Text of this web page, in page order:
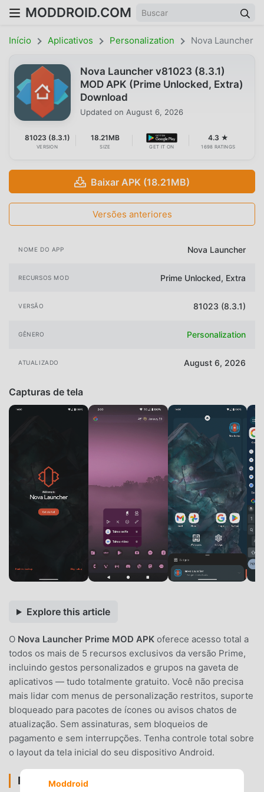
MODDROID.COM
Início Aplicativos Personalization Nova Launcher
Nova Launcher v81023 (8.3.1)
MOD APK (Prime Unlocked, Extra)
Download
Updated on August 6, 2026
81023 (8.3.1)
VERSION
18.21MB
SIZE GET IT ON
4.3 ★
1698 RATINGS
Baixar APK (18.21MB)
Versões anteriores
NOME DO APP Nova Launcher
RECURSOS MOD Prime Unlocked, Extra
VERSÃO 81023 (8.3.1)
GÊNERO Personalization
ATUALIZADO August 6, 2026
Capturas de tela
Explore this article
O Nova Launcher Prime MOD APK oferece acesso total a
todos os mais de 5 recursos exclusivos da versão Prime,
incluindo gestos personalizados e grupos na gaveta de
aplicativos — tudo totalmente gratuito. Você não precisa
mais lidar com menus de personalização restritos, suporte
bloqueado para pacotes de ícones ou avisos chatos de
atualização. Sem assinaturas, sem bloqueios de
pagamento e sem interrupções. Tenha controle total sobre
o layout da tela inicial do seu dispositivo Android.
RECURSOS DO MOD
Moddroid